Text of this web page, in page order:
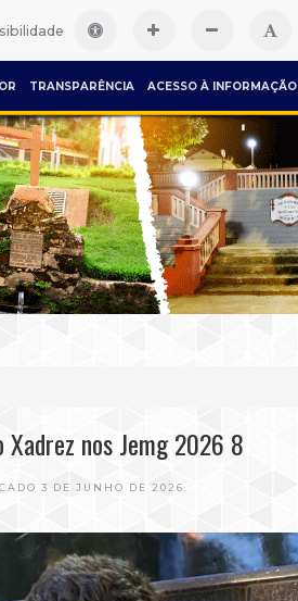
TRANSPARÊNCIA ACESSO À INFORMAÇÃO
Xadrez nos Jemg 2026 8
3 DE JUNHO DE 2026.